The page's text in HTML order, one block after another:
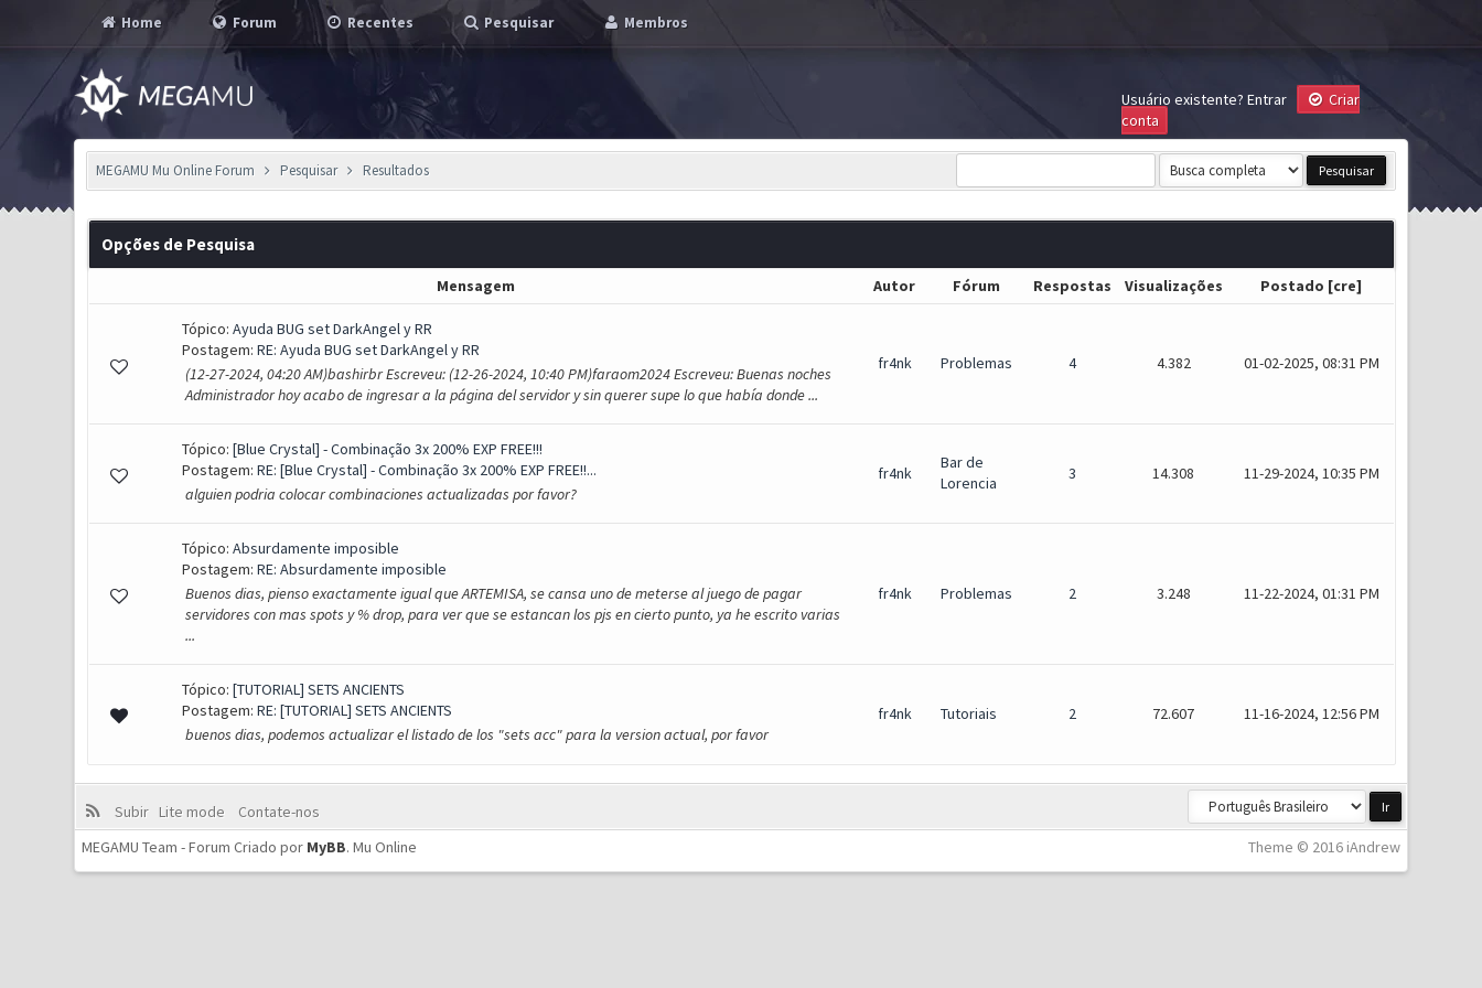
Home Forum Recentes Pesquisar Membros
Usuário existente? Entrar
Criar
conta
MEGAMU Mu Online Forum Pesquisar Resultados
Opções de Pesquisa
Mensagem Autor Fórum Respostas Visualizações Postado [cre]
Tópico: Ayuda BUG set DarkAngel y RR
Postagem: RE: Ayuda BUG set DarkAngel y RR
(12-27-2024, 04:20 AM)bashirbr Escreveu: (12-26-2024, 10:40 PM)faraom2024 Escreveu: Buenas noches
Administrador hoy acabo de ingresar a la página del servidor y sin querer supe lo que había donde ...
fr4nk Problemas 4 4.382 01-02-2025, 08:31 PM
Tópico: [Blue Crystal] - Combinação 3x 200% EXP FREE!!!
Postagem: RE: [Blue Crystal] - Combinação 3x 200% EXP FREE!!...
alguien podria colocar combinaciones actualizadas por favor?
fr4nk
Bar de
Lorencia
3 14.308 11-29-2024, 10:35 PM
Tópico: Absurdamente imposible
Postagem: RE: Absurdamente imposible
Buenos dias, pienso exactamente igual que ARTEMISA, se cansa uno de meterse al juego de pagar
servidores con mas spots y % drop, para ver que se estancan los pjs en cierto punto, ya he escrito varias
...
fr4nk Problemas 2 3.248 11-22-2024, 01:31 PM
Tópico: [TUTORIAL] SETS ANCIENTS
Postagem: RE: [TUTORIAL] SETS ANCIENTS
buenos dias, podemos actualizar el listado de los "sets acc" para la version actual, por favor
fr4nk Tutoriais 2 72.607 11-16-2024, 12:56 PM
Subir Lite mode
Contate-nos
Theme © 2016 iAndrew
MEGAMU Team - Forum Criado por MyBB.Mu Online